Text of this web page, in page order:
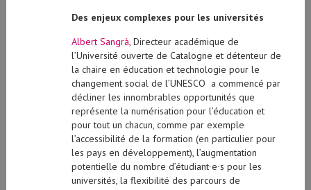
Des enjeux complexes pour les universités
Albert Sangrà, Directeur académique de
l’Université ouverte de Catalogne et détenteur de
la chaire en éducation et technologie pour le
changement social de l’UNESCO a commencé par
décliner les innombrables opportunités que
représente la numérisation pour l’éducation et
pour tout un chacun, comme par exemple
l’accessibilité de la formation (en particulier pour
les pays en développement), l’augmentation
potentielle du nombre d’étudiant∙e∙s pour les
universités, la flexibilité des parcours de